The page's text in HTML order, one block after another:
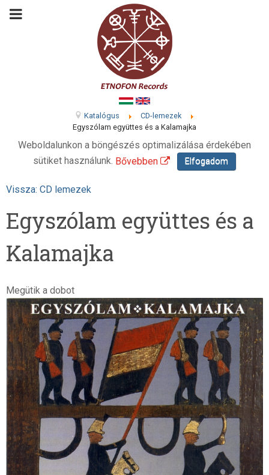
Katalógus
CD-lemezek
Egyszólam együttes és a Kalamajka
Weboldalunkon a böngészés optimalizálása érdekében
sütiket használunk. Bővebben Elfogadom
Vissza: CD lemezek
Egyszólam együttes és a
Kalamajka
Megütik a dobot